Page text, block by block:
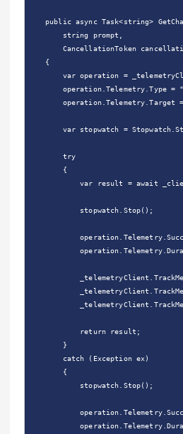
public async Task<string>
        string prompt,
CancellationToken
    {
var operation =
operation.Telemetry.Type =
operation.Telemetry.Target
var stopwatch =
        try
        {
var result = await
            stopwatch.Stop();
            return result;
        }
        catch (Exception ex)
        {
            stopwatch.Stop();